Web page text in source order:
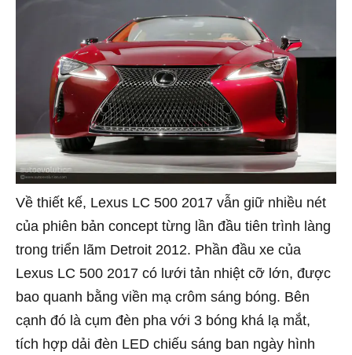
Về thiết kế, Lexus LC 500 2017 vẫn giữ nhiều nét
của phiên bản concept từng lần đầu tiên trình làng
trong triển lãm Detroit 2012. Phần đầu xe của
Lexus LC 500 2017 có lưới tản nhiệt cỡ lớn, được
bao quanh bằng viền mạ crôm sáng bóng. Bên
cạnh đó là cụm đèn pha với 3 bóng khá lạ mắt,
tích hợp dải đèn LED chiếu sáng ban ngày hình